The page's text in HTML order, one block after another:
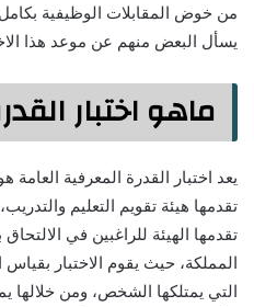
من خوض المقابلات الوظيفية
يسأل البعض منهم عن موعد هذا
ماهو اختبار
يعد اختبار القدرة المعرفية العامة
تقدمها هيئة تقويم التعليم
تقدمها الهيئة للراغبين في
المملكة، حيث يقوم الاختبار بقياس
التي يمتلكها الشخص، ومن خلالها